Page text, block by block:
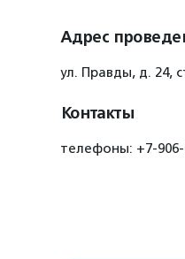
Адрес
ул. Правды, д. 24,
Контакты
телефоны: +7-